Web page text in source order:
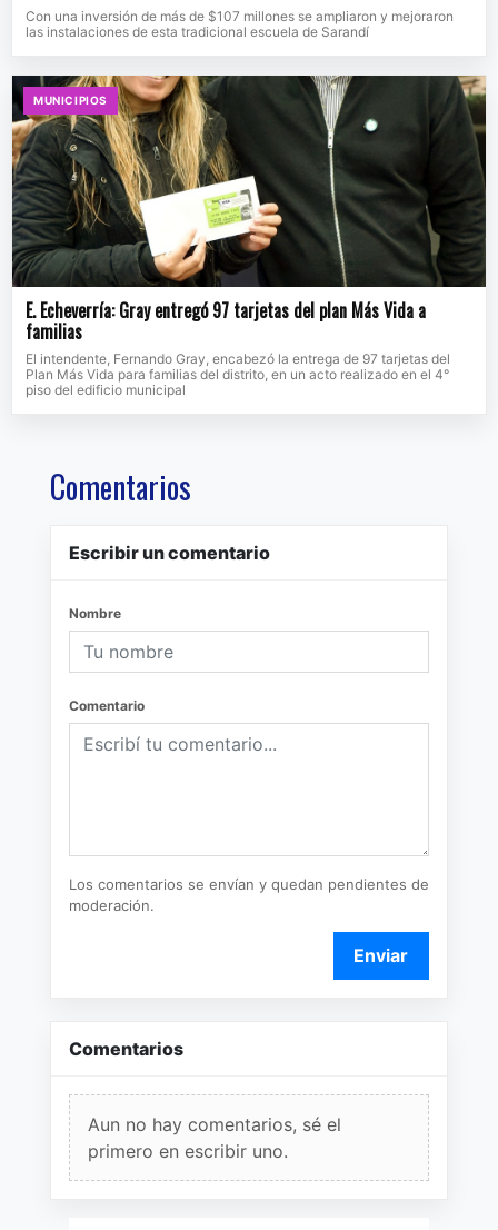
Con una inversión de más de $107 millones se ampliaron y mejoraron
las instalaciones de esta tradicional escuela de Sarandí
MUNICIPIOS
E. Echeverría: Gray entregó 97 tarjetas del plan Más Vida a
familias
El intendente, Fernando Gray, encabezó la entrega de 97 tarjetas del
Plan Más Vida para familias del distrito, en un acto realizado en el 4°
piso del edificio municipal
Comentarios
Escribir un comentario
Nombre
Comentario
Los comentarios se envían y quedan pendientes de
moderación.
Enviar
Comentarios
Aun no hay comentarios, sé el
primero en escribir uno.